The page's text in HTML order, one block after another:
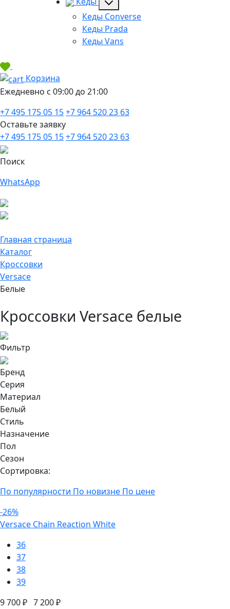
Кеды Converse
Кеды Prada
Кеды Vans
Корзина
Ежедневно с 09:00 до 21:00
+7 495 175 05 15+7 964 520 23 63
Оставьте заявку
+7 495 175 05 15+7 964 520 23 63
Поиск
WhatsApp
Главная страница
Каталог
Кроссовки
Versace
Белые
Кроссовки Versace белые
Фильтр
Бренд
Серия
Материал
Белый
Стиль
Назначение
Пол
Сезон
Сортировка:
По популярности По новизне По цене
-26%
Versace Chain Reaction White
36
37
38
39
9 700 ₽ 7 200 ₽